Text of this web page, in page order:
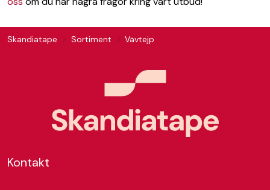
Skandiatape Sortiment Vävtejp
Kontakt